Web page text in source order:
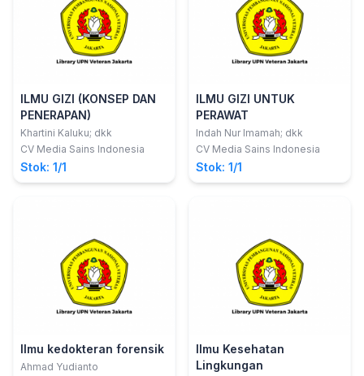
ILMU GIZI (KONSEP DAN
PENERAPAN)
Khartini Kaluku; dkk
CV Media Sains Indonesia
Stok: 1/1
ILMU GIZI UNTUK
PERAWAT
Indah Nur Imamah; dkk
CV Media Sains Indonesia
Stok: 1/1
Ilmu kedokteran forensik
Ahmad Yudianto
Ilmu Kesehatan
Lingkungan